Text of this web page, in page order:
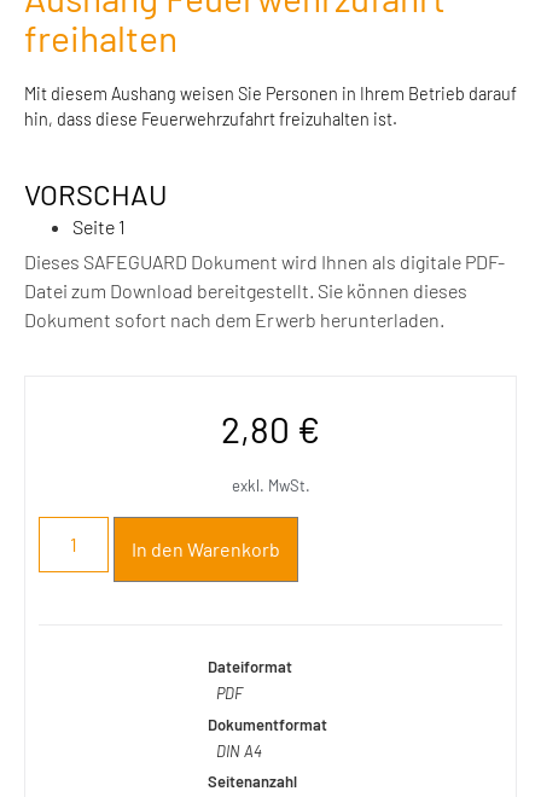
freihalten
Mit diesem Aushang weisen Sie Personen in Ihrem Betrieb darauf
hin, dass diese Feuerwehrzufahrt freizuhalten ist.
VORSCHAU
Seite 1
Dieses SAFEGUARD Dokument wird Ihnen als digitale PDF-
Datei zum Download bereitgestellt. Sie können dieses
Dokument sofort nach dem Erwerb herunterladen.
2,80 €
exkl. MwSt.
In den Warenkorb
Dateiformat
PDF
Dokumentformat
DIN A4
Seitenanzahl